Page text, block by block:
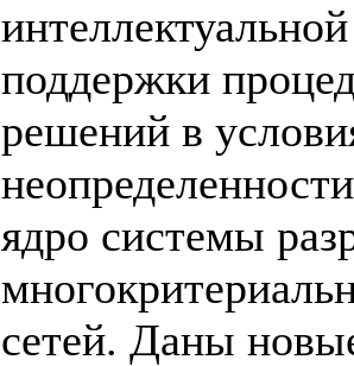
поддержки
решений в
ядро системы
сетей. Даны